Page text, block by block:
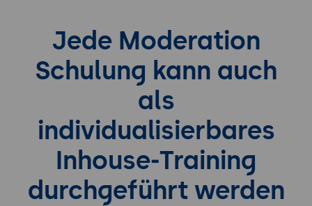
Jede Moderation
Schulung kann auch
als
individualisierbares
Inhouse-Training
durchgeführt werden